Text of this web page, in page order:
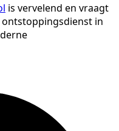
is vervelend en vraagt
ontstoppingsdienst in